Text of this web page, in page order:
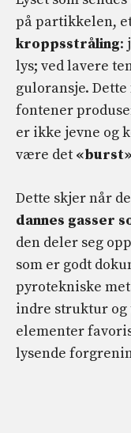
på partikkelen,
kroppsstråling:
lys; ved lavere
guloransje.
fontener
er ikke jevne og
være det
Dette skjer når
dannes gasser
den deler seg
som er godt
pyrotekniske
indre struktur
elementer
lysende